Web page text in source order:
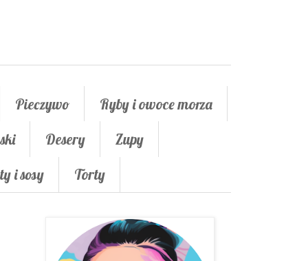
Pieczywo
Ryby i owoce morza
Desery
Zupy
i sosy Torty